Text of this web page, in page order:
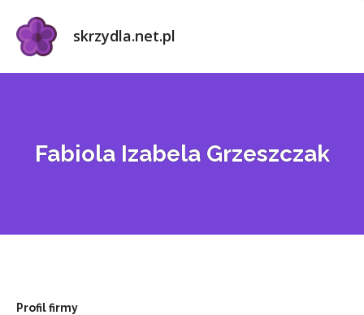
skrzydla.net.pl
Fabiola Izabela Grzeszczak
Profil firmy